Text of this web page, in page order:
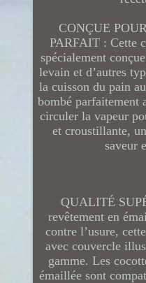
CONÇUE
PARFAIT : Cette
spécialement
levain et d’autres
la cuisson du pain
bombé parfaitement
circuler la vapeur
et croustillante,
saveur
QUALITÉ
revêtement en
contre l’usure,
avec couvercle
gamme. Les
émaillée sont